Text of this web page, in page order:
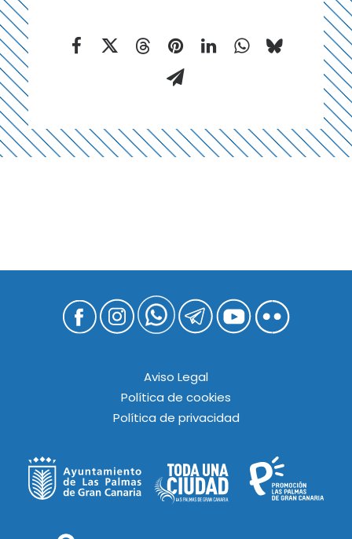
Aviso Legal
Política de cookies
Política de privacidad